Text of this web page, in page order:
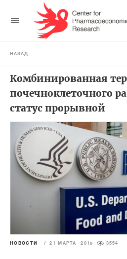
НАЗАД
Комбинированная
почечноклеточного
статус прорывной
НОВОСТИ / 21 МАРТА 2018 3554